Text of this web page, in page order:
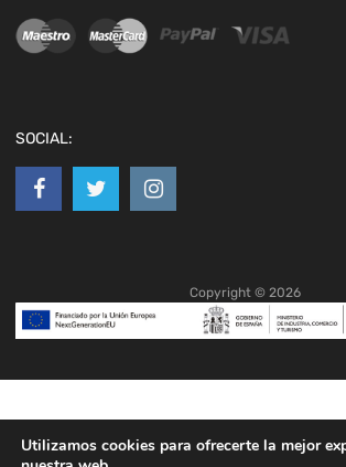
SOCIAL:
Copyright © 2026
Utilizamos cookies para ofrecerte la mejor